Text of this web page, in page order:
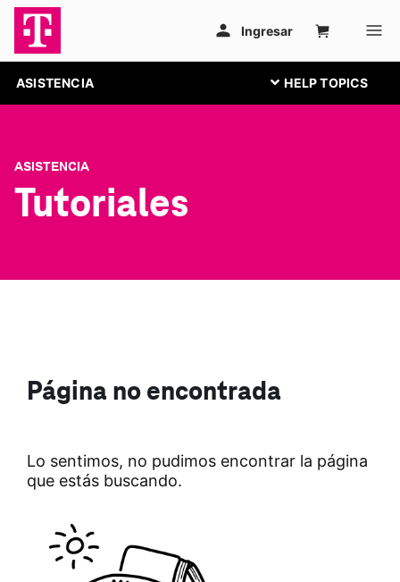
ASISTENCIA
ASISTENCIA
Tutoriales